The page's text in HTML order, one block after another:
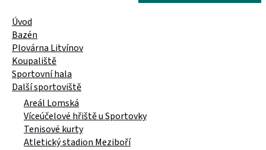
Úvod
Bazén
Plovárna Litvínov
Koupaliště
Sportovní hala
Další sportoviště
Areál Lomská
Víceúčelové hřiště u Sportovky
Tenisové kurty
Atletický stadion Meziboří